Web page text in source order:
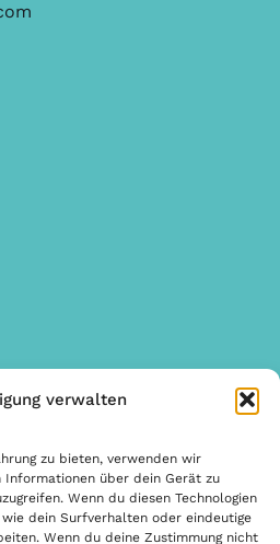
verwalten
zu bieten, verwenden wir
Informationen über dein Gerät zu
Wenn du diesen Technologien
dein Surfverhalten oder eindeutige
Wenn du deine Zustimmung nicht
& Konditionen
& Konditionen